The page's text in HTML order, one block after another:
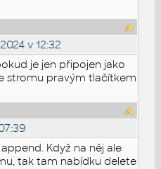
v 12:32
je jen připojen jako
stromu pravým tlačítkem
Když na něj ale
tak tam nabídku delete